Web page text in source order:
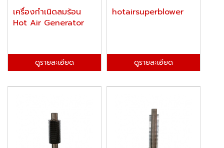
เครื่องกำเนิดลมร้อน
Hot Air Generator
ดูรายละเอียด
hotairsuperblower
ดูรายละเอียด